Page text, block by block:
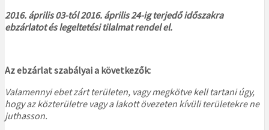
2016. április 03-tól 2016. április 24-ig terjedő időszakra
ebzárlatot és legeltetési tilalmat rendel el.
Az ebzárlat szabályai a következők:
Valamennyi ebet zárt területen, vagy megkötve kell tartani úgy,
hogy az közterületre vagy a lakott övezeten kívüli területekre ne
juthasson.